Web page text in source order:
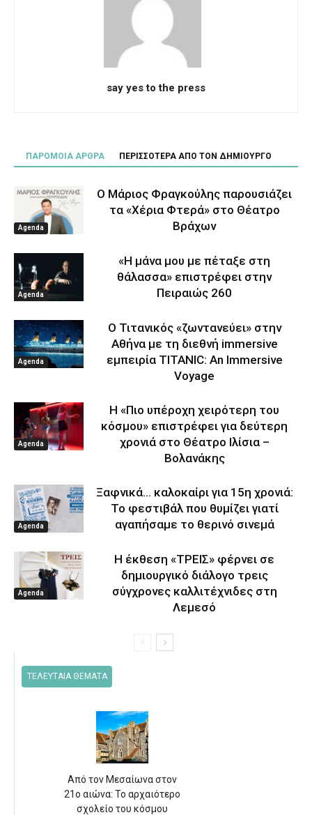
say yes to the press
ΠΑΡΟΜΟΙΑ ΑΡΘΡΑ ΠΕΡΙΣΣΟΤΕΡΑ ΑΠΟ ΤΟΝ ΔΗΜΙΟΥΡΓΟ
Agenda
Ο Μάριος Φραγκούλης παρουσιάζει
τα «Χέρια Φτερά» στο Θέατρο
Βράχων
Agenda
«Η μάνα μου με πέταξε στη
θάλασσα» επιστρέφει στην
Πειραιώς 260
Agenda
Ο Τιτανικός «ζωντανεύει» στην
Αθήνα με τη διεθνή immersive
εμπειρία TITANIC: An Immersive
Voyage
Agenda
Η «Πιο υπέροχη χειρότερη του
κόσμου» επιστρέφει για δεύτερη
χρονιά στο Θέατρο Ιλίσια –
Βολανάκης
Agenda
Ξαφνικά… καλοκαίρι για 15η χρονιά:
Το φεστιβάλ που θυμίζει γιατί
αγαπήσαμε το θερινό σινεμά
Agenda
Η έκθεση «ΤΡΕΙΣ» φέρνει σε
δημιουργικό διάλογο τρεις
σύγχρονες καλλιτέχνιδες στη
Λεμεσό
ΤΕΛΕΥΤΑΙΑ ΘΕΜΑΤΑ
Από τον Μεσαίωνα στον
21ο αιώνα: Το αρχαιότερο
σχολείο του κόσμου